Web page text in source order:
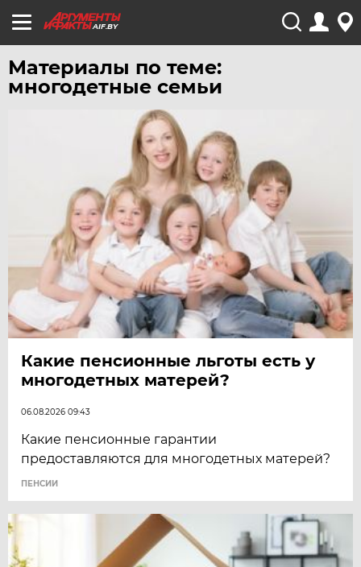
AIF.BY
Материалы по теме:
многодетные семьи
Какие пенсионные льготы есть у
многодетных матерей?
06.08.2026 09:43
Какие пенсионные гарантии
предоставляются для многодетных матерей?
ПЕНСИИ